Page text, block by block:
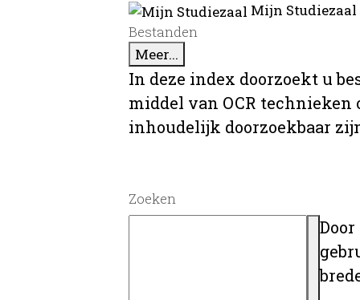
Mijn
Bestanden
Meer...
In deze index doorzoekt u
middel van OCR
inhoudelijk doorzoekbaar
Zoeken